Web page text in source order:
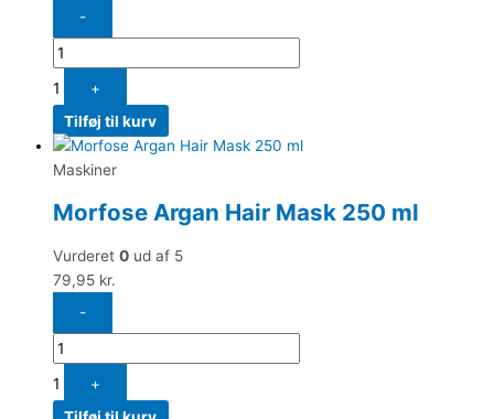
-
1
+
Tilføj til kurv
Maskiner
Morfose Argan Hair Mask 250 ml
Vurderet 0 ud af 5
79,95 kr.
-
1
+